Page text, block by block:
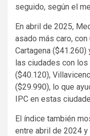
seguido, según el
En abril de 2025,
asado más caro,
Cartagena
las ciudades con
($40.120),
($29.990), lo que
IPC en estas
El índice también
entre abril de 2024